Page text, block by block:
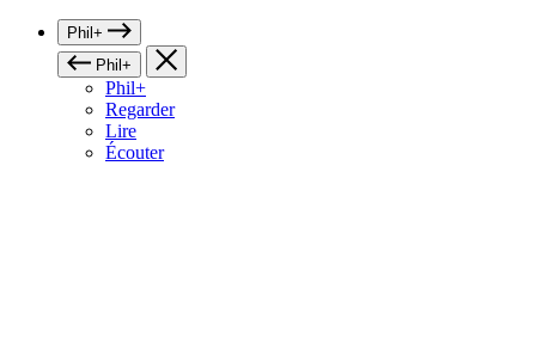
Phil+
Phil+
Phil+
Regarder
Lire
Écouter